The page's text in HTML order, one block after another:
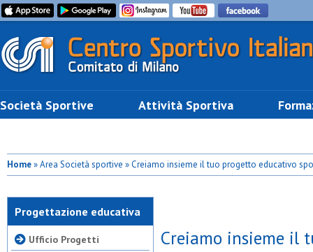
Società Sportive Attività Sportiva
Home» Area Società sportive » Creiamo insieme il tuo progetto educativo
Progettazione educativa
Ufficio Progetti
Creiamo insieme il